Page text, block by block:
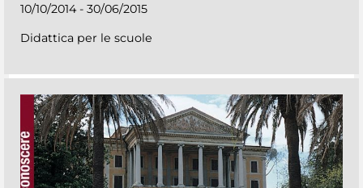
10/10/2014 - 30/06/2015
Didattica per le scuole